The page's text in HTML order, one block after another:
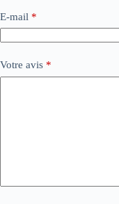
E-mail *
Votre avis *